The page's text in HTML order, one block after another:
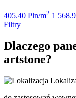
405.40 Pln/m2 1
Filtry
Dlaczego
artstone?